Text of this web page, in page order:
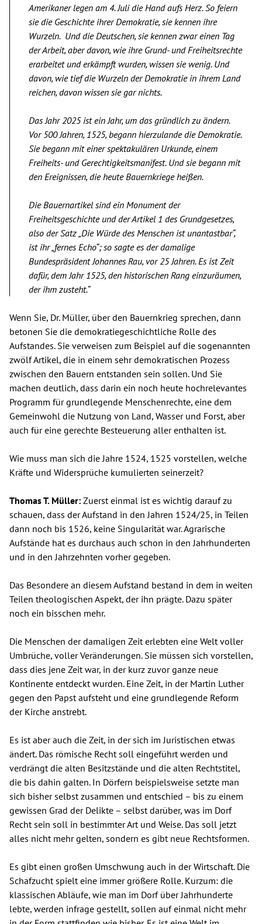
Amerikaner legen am 4. Juli die Hand aufs Herz. So feiern
sie die Geschichte ihrer Demokratie, sie kennen ihre
Wurzeln. Und die Deutschen, sie kennen zwar einen Tag
der Arbeit, aber davon, wie ihre Grund- und Freiheitsrechte
erarbeitet und erkämpft wurden, wissen sie wenig. Und
davon, wie tief die Wurzeln der Demokratie in ihrem Land
reichen, davon wissen sie gar nichts.
Das Jahr 2025 ist ein Jahr, um das gründlich zu ändern.
Vor 500 Jahren, 1525, begann hierzulande die Demokratie.
Sie begann mit einer spektakulären Urkunde, einem
Freiheits- und Gerechtigkeitsmanifest. Und sie begann mit
den Ereignissen, die heute Bauernkriege heißen.
Die Bauernartikel sind ein Monument der
Freiheitsgeschichte und der Artikel 1 des Grundgesetzes,
also der Satz „Die Würde des Menschen ist unantastbar“,
ist ihr „fernes Echo“; so sagte es der damalige
Bundespräsident Johannes Rau, vor 25 Jahren. Es ist Zeit
dafür, dem Jahr 1525, den historischen Rang einzuräumen,
der ihm zusteht.“
Wenn Sie, Dr. Müller, über den Bauernkrieg sprechen, dann
betonen Sie die demokratiegeschichtliche Rolle des
Aufstandes. Sie verweisen zum Beispiel auf die sogenannten
zwölf Artikel, die in einem sehr demokratischen Prozess
zwischen den Bauern entstanden sein sollen. Und Sie
machen deutlich, dass darin ein noch heute hochrelevantes
Programm für grundlegende Menschenrechte, eine dem
Gemeinwohl die Nutzung von Land, Wasser und Forst, aber
auch für eine gerechte Besteuerung aller enthalten ist.
Wie muss man sich die Jahre 1524, 1525 vorstellen, welche
Kräfte und Widersprüche kumulierten seinerzeit?
Thomas T. Müller: Zuerst einmal ist es wichtig darauf zu
schauen, dass der Aufstand in den Jahren 1524/25, in Teilen
dann noch bis 1526, keine Singularität war. Agrarische
Aufstände hat es durchaus auch schon in den Jahrhunderten
und in den Jahrzehnten vorher gegeben.
Das Besondere an diesem Aufstand bestand in dem in weiten
Teilen theologischen Aspekt, der ihn prägte. Dazu später
noch ein bisschen mehr.
Die Menschen der damaligen Zeit erlebten eine Welt voller
Umbrüche, voller Veränderungen. Sie müssen sich vorstellen,
dass dies jene Zeit war, in der kurz zuvor ganze neue
Kontinente entdeckt wurden. Eine Zeit, in der Martin Luther
gegen den Papst aufsteht und eine grundlegende Reform
der Kirche anstrebt.
Es ist aber auch die Zeit, in der sich im Juristischen etwas
ändert. Das römische Recht soll eingeführt werden und
verdrängt die alten Besitzstände und die alten Rechtstitel,
die bis dahin galten. In Dörfern beispielsweise setzte man
sich bisher selbst zusammen und entschied – bis zu einem
gewissen Grad der Delikte – selbst darüber, was im Dorf
Recht sein soll in bestimmter Art und Weise. Das soll jetzt
alles nicht mehr gelten, sondern es gibt neue Rechtsformen.
Es gibt einen großen Umschwung auch in der Wirtschaft. Die
Schafzucht spielt eine immer größere Rolle. Kurzum: die
klassischen Abläufe, wie man im Dorf über Jahrhunderte
lebte, werden infrage gestellt, sollen auf einmal nicht mehr